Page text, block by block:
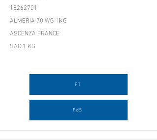
18262701
ALMERIA 70 WG 1KG
ASCENZA FRANCE
SAC 1 KG
FT
FdS